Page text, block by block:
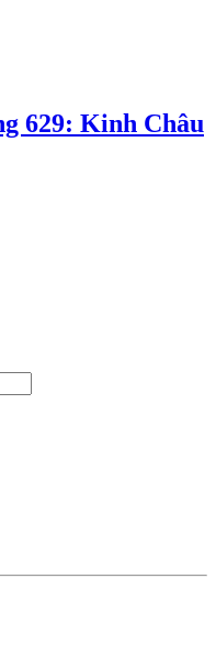
629: Kinh Châu